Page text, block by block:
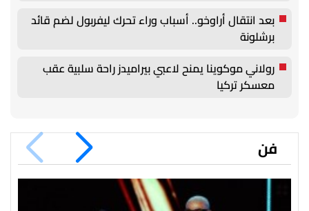
بعد انتقال أراوخو.. أسباب وراء تحرك ليفربول لضم قائد
برشلونة
رولاني موكوينا يمنح لاعبي بيراميدز راحة سلبية عقب
معسكر تركيا
فن